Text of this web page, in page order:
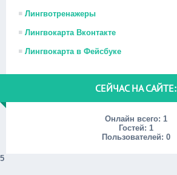
Лингвотренажеры
Лингвокарта Вконтакте
Лингвокарта в Фейсбуке
СЕЙЧАС НА САЙТЕ:
Онлайн всего: 1
Гостей: 1
Пользователей: 0
5